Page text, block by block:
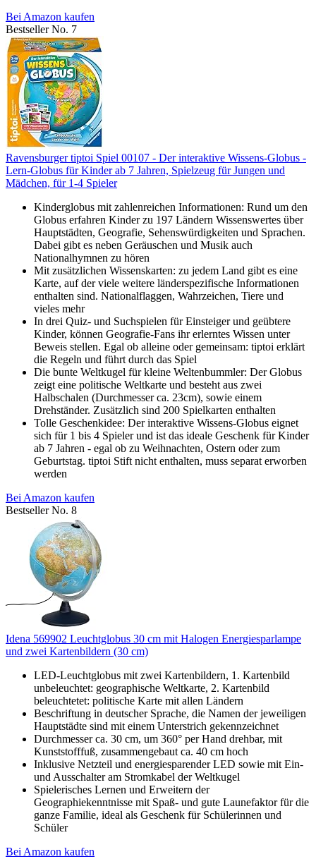
Bei Amazon kaufen
Bestseller No. 7
Ravensburger tiptoi Spiel 00107 - Der interaktive Wissens-Globus -
Lern-Globus für Kinder ab 7 Jahren, Spielzeug für Jungen und
Mädchen, für 1-4 Spieler
Kinderglobus mit zahlenreichen Informationen: Rund um den
Globus erfahren Kinder zu 197 Ländern Wissenswertes über
Hauptstädten, Geografie, Sehenswürdigkeiten und Sprachen.
Dabei gibt es neben Geräuschen und Musik auch
Nationalhymnen zu hören
Mit zusätzlichen Wissenskarten: zu jedem Land gibt es eine
Karte, auf der viele weitere länderspezifische Informationen
enthalten sind. Nationalflaggen, Wahrzeichen, Tiere und
vieles mehr
In drei Quiz- und Suchspielen für Einsteiger und geübtere
Kinder, können Geografie-Fans ihr erlerntes Wissen unter
Beweis stellen. Egal ob alleine oder gemeinsam: tiptoi erklärt
die Regeln und führt durch das Spiel
Die bunte Weltkugel für kleine Weltenbummler: Der Globus
zeigt eine politische Weltkarte und besteht aus zwei
Halbschalen (Durchmesser ca. 23cm), sowie einem
Drehständer. Zusätzlich sind 200 Spielkarten enthalten
Tolle Geschenkidee: Der interaktive Wissens-Globus eignet
sich für 1 bis 4 Spieler und ist das ideale Geschenk für Kinder
ab 7 Jahren - egal ob zu Weihnachten, Ostern oder zum
Geburtstag. tiptoi Stift nicht enthalten, muss separat erworben
werden
Bei Amazon kaufen
Bestseller No. 8
Idena 569902 Leuchtglobus 30 cm mit Halogen Energiesparlampe
und zwei Kartenbildern (30 cm)
LED-Leuchtglobus mit zwei Kartenbildern, 1. Kartenbild
unbeleuchtet: geographische Weltkarte, 2. Kartenbild
beleuchtetet: politische Karte mit allen Ländern
Beschriftung in deutscher Sprache, die Namen der jeweiligen
Hauptstädte sind mit einem Unterstrich gekennzeichnet
Durchmesser ca. 30 cm, um 360° per Hand drehbar, mit
Kunststofffuß, zusammengebaut ca. 40 cm hoch
Inklusive Netzteil und energiesparender LED sowie mit Ein-
und Ausschalter am Stromkabel der Weltkugel
Spielerisches Lernen und Erweitern der
Geographiekenntnisse mit Spaß- und gute Launefaktor für die
ganze Familie, ideal als Geschenk für Schülerinnen und
Schüler
Bei Amazon kaufen